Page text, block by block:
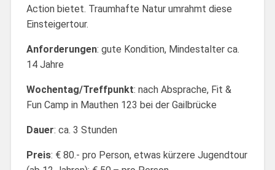
Action bietet. Traumhafte Natur umrahmt diese
Einsteigertour.
Anforderungen: gute Kondition, Mindestalter ca.
14 Jahre
Wochentag/Treffpunkt: nach Absprache, Fit &
Fun Camp in Mauthen 123 bei der Gailbrücke
Dauer: ca. 3 Stunden
Preis: € 80.- pro Person, etwas kürzere Jugendtour